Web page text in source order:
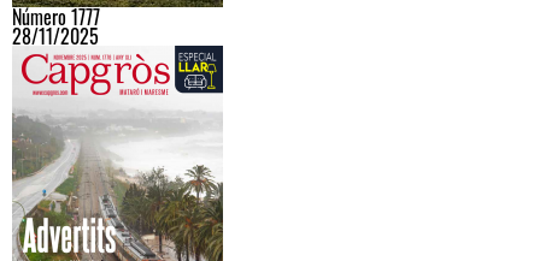
Número 1777
28/11/2025